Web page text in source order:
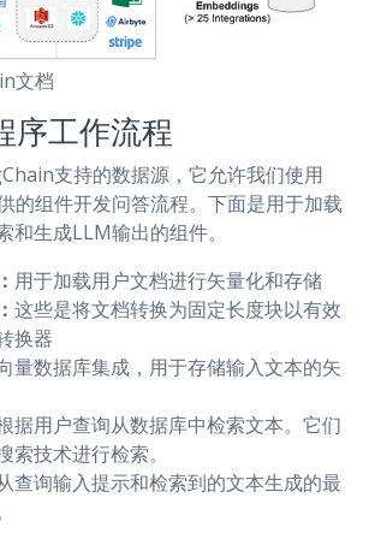
文档
序工作流程
支持的数据源，它允许我们使用
的组件开发问答流程。下面是用于加载
和生成LLM输出的组件。
用于加载用户文档进行矢量化和存储
这些是将文档转换为固定长度块以有效
换器
量数据库集成，用于存储输入文本的矢
据用户查询从数据库中检索文本。它们
索技术进行检索。
查询输入提示和检索到的文本生成的最